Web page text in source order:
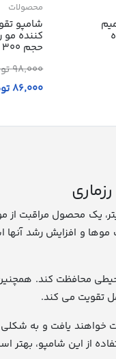
محصولات
شامپو
کننده مو
حجم 300 میلی لیتر
98٬000 تومان
86٬000 تومان
کننده مو روبیان با مدل عصاره
و افزایش رشد
محافظت کند.
تقویت می کند.
یافت و به شکلی
از این شامپو،